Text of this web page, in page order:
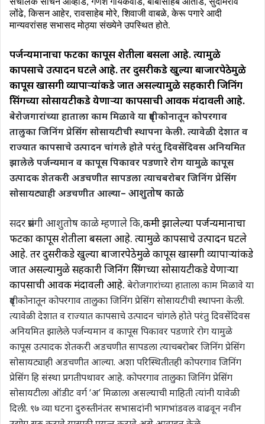
संचालक सचिन आव्हाड, गणेश गायकवाड, बाबासाहेब औताडे, सुदामराव
लोंढे, किसन आहेर, रावसाहेब मोरे, शिवाजी वाबळे, केरू पगारे आदी
मान्यवरांसह सभासद मोठ्या संख्येने उपस्थित होते.
पर्जन्यमानाचा फटका कापूस शेतीला बसला आहे. त्यामुळे
कापसाचे उत्पादन घटले आहे. तर दुसरीकडे खुल्या बाजारपेठेमुळे
कापूस खासगी व्यापाऱ्यांकडे जात असल्यामुळे सहकारी जिनिंग
प्रेसिंगच्या सोसायटीकडे येणाऱ्या कापसाची आवक मंदावली आहे.
बेरोजगारांच्या हाताला काम मिळावे या दृष्टीकोनातून कोपरगाव
तालुका जिनिंग प्रेसिंग सोसायटीची स्थापना केली. त्यावेळी देशात व
राज्यात कापसाचे उत्पादन चांगले होते परंतु दिवसेंदिवस अनियमित
झालेले पर्जन्यमान व कापूस पिकावर पडणारे रोग यामुळे कापूस
उत्पादक शेतकरी अडचणीत सापडला त्याचबरोबर जिनिंग प्रेसिंग
सोसायट्याही अडचणीत आल्या– आशुतोष काळे
सदर प्रसंगी आशुतोष काळे म्हणाले कि,कमी झालेल्या पर्जन्यमानाचा
फटका कापूस शेतीला बसला आहे. त्यामुळे कापसाचे उत्पादन घटले
आहे. तर दुसरीकडे खुल्या बाजारपेठेमुळे कापूस खासगी व्यापाऱ्यांकडे
जात असल्यामुळे सहकारी जिनिंग प्रेसिंगच्या सोसायटीकडे येणाऱ्या
कापसाची आवक मंदावली आहे. बेरोजगारांच्या हाताला काम मिळावे या
दृष्टीकोनातून कोपरगाव तालुका जिनिंग प्रेसिंग सोसायटीची स्थापना केली.
त्यावेळी देशात व राज्यात कापसाचे उत्पादन चांगले होते परंतु दिवसेंदिवस
अनियमित झालेले पर्जन्यमान व कापूस पिकावर पडणारे रोग यामुळे
कापूस उत्पादक शेतकरी अडचणीत सापडला त्याचबरोबर जिनिंग प्रेसिंग
सोसायट्याही अडचणीत आल्या. अशा परिस्थितीतही कोपरगाव जिनिंग
प्रेसिंग हि संस्था प्रगतीपथावर आहे. कोपरगाव तालुका जिनिंग प्रेसिंग
सोसायटीला ऑडीट वर्ग ‘अ’ मिळाला असल्याची माहिती त्यांनी यावेळी
दिली. ९७ व्या घटना दुरुस्तीनंतर सभासदांनी भागभांडवल वाढवून नवीन